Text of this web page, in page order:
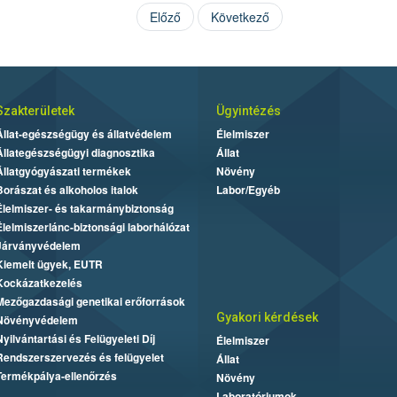
Előző Következő
egészségügy és állatvédelem
diagnosztika
termékek
és alkoholos italok
és takarmánybiztonság
biztonsági laborhálózat
ügyek, EUTR
genetikai erőforrások
és Felügyeleti Díj
és felügyelet
ellenőrzés
Ügyintézés
Élelmiszer
Állat
Növény
Labor/Egyéb
Gyakori kérdések
Élelmiszer
Állat
Növény